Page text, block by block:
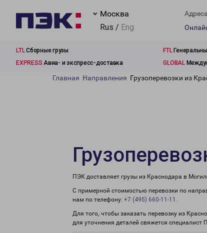
Москва
Rus / Eng
Адреса
LTLСборные грузы FTL
EXPRESS Авиа- и экспресс-доставка GLOBAL
Главная Направления Грузоперевозки из
ПЭК доставляет грузы из Краснодара в
С примерной стоимостью перевозки по
нам по телефону: +7 (495) 660-11-11 .
Для того, чтобы заказать перевозку из
для уточнения деталей свяжется специалист